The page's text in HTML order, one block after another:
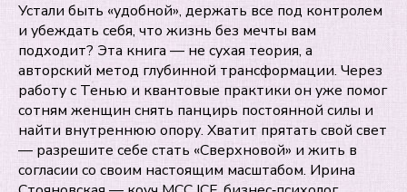
Устали быть «удобной», держать все под контролем
и убеждать себя, что жизнь без мечты вам
подходит? Эта книга — не сухая теория, а
авторский метод глубинной трансформации. Через
работу с Тенью и квантовые практики он уже помог
сотням женщин снять панцирь постоянной силы и
найти внутреннюю опору. Хватит прятать свой свет
— разрешите себе стать «Сверхновой» и жить в
согласии со своим настоящим масштабом. Ирина